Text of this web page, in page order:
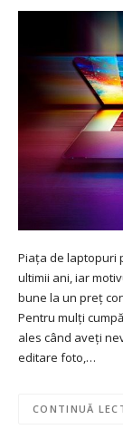
Piața de laptopuri
ultimii ani, iar
bune la un preț
Pentru mulți
ales când aveți
editare foto,…
CONTINUĂ